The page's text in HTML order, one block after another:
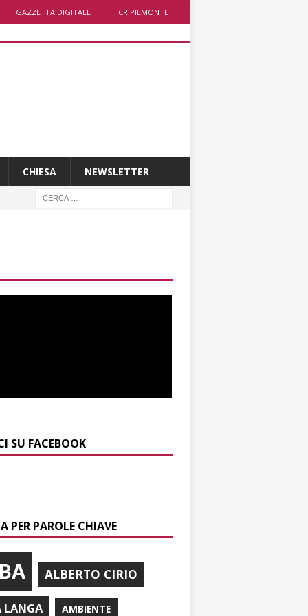
GAZZETTA DIGITALE CR PIEMONTE
CHIESA NEWSLETTER
SU FACEBOOK
PER PAROLE CHIAVE
ALBERTO CIRIO
LANGA AMBIENTE